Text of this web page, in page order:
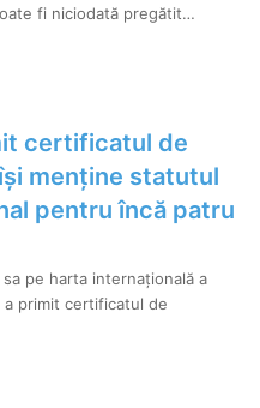
fi niciodată pregătit…
certificatul de
menține statutul
pentru încă patru
pe harta internațională a
primit certificatul de